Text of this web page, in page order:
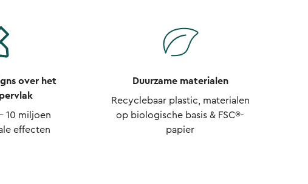
over het
10 miljoen
effecten
Duurzame materialen
Recyclebaar plastic, materialen
op biologische basis & FSC®-
papier